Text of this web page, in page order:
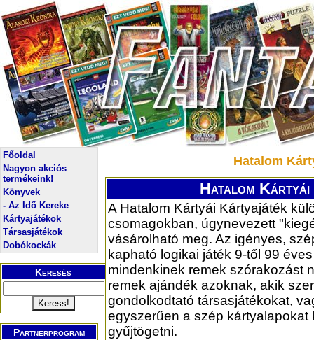
Főoldal
Nagyon akciós
termékeink!
Könyvek
- Az Idő Kereke
Kártyajátékok
Társasjátékok
Dobókockák
Keresés
Partnerprogram
Hatalom
Hatalom
A Hatalom Kártyái Kártyajáték
csomagokban, úgynevezett
vásárolható meg. Az igényes,
kapható logikai játék 9-től 99
mindenkinek remek szórakozást
remek ajándék azoknak, akik
gondolkodtató társasjátékokat,
egyszerűen a szép kártyalapokat
gyűjtögetni.